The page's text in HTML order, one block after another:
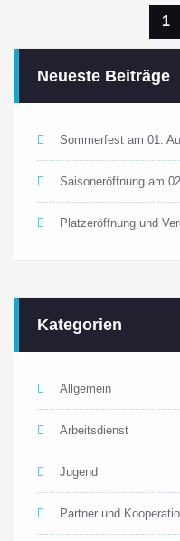
Beiträge
1
Neueste Beiträge
Sommerfest am 01.
Saisoneröffnung am
Platzeröffnung und
Kategorien
Allgemein
Arbeitsdienst
Jugend
Partner und